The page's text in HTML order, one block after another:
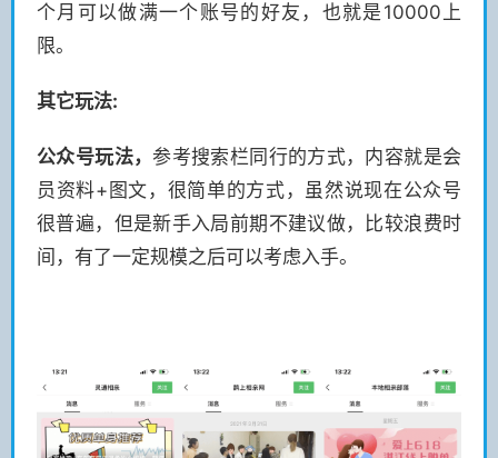
个月可以做满一个账号的好友，也就是10000上
限。
其它玩法:
公众号玩法， 参考搜索栏同行的方式，内容就是会
员资料+图文，很简单的方式，虽然说现在公众号
很普遍，但是新手入局前期不建议做，比较浪费时
间，有了一定规模之后可以考虑入手。